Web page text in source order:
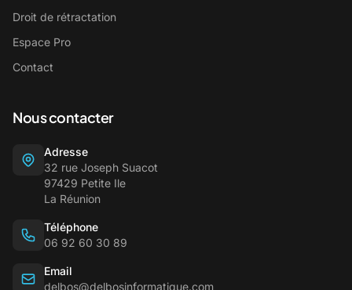
Droit de rétractation
Espace Pro
Contact
Nous contacter
Adresse
32 rue Joseph Suacot
97429 Petite Ile
La Réunion
Téléphone
06 92 60 30 89
Email
delbos@delbosinformatique.com